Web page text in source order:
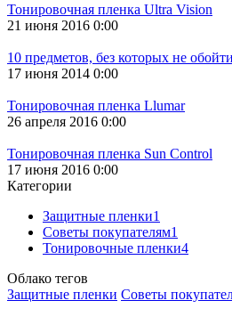
Тонировочная пленка Ultra Vision
21 июня 2016 0:00
10 предметов, без которых не
17 июня 2014 0:00
Тонировочная пленка Llumar
26 апреля 2016 0:00
Тонировочная пленка Sun Control
17 июня 2016 0:00
Категории
Защитные пленки1
Советы покупателям1
Тонировочные пленки4
Облако тегов
Защитные пленки Советы